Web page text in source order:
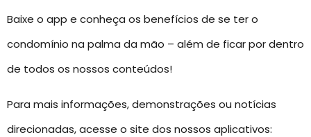
Baixe o app e conheça os benefícios de se ter o
condomínio na palma da mão – além de ficar por dentro
de todos os nossos conteúdos!
Para mais informações, demonstrações ou notícias
direcionadas, acesse o site dos nossos aplicativos: